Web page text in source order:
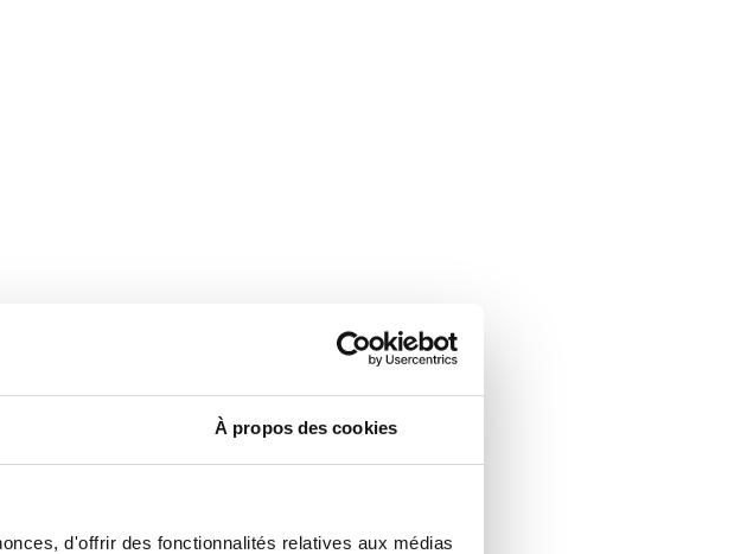
À propos des cookies
d'offrir des fonctionnalités relatives aux médias